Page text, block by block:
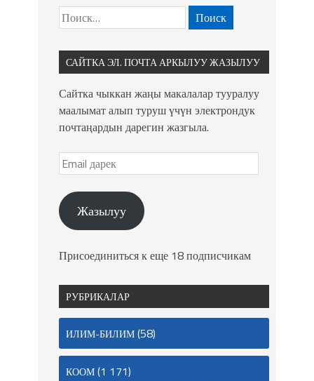
САЙТКА ЭЛ. ПОЧТА АРКЫЛУУ ЖАЗЫЛУУ
Сайтка чыккан жаңы макалалар тууралуу
маалымат алып туруш үчүн электрондук
почтаңардын дарегин жазгыла.
Жазылуу
Присоединиться к еще 18 подписчикам
РУБРИКАЛАР
ИЛИМ-БИЛИМ(58)
КООМ(1 171)